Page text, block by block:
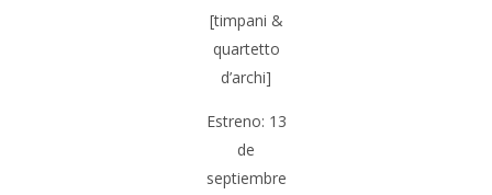
[timpani &
quartetto
d’archi]
Estreno: 13
de
septiembre